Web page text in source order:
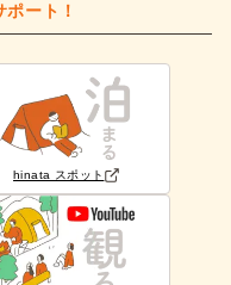
ート！
hinata スポット